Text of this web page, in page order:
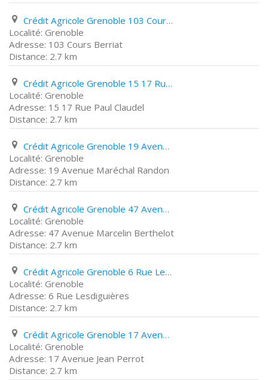
Crédit Agricole Grenoble 103 Cours Berriat
Grenoble
103 Cours Berriat
2.7 km
Crédit Agricole Grenoble 15 17 Rue Paul Claudel
Grenoble
15 17 Rue Paul Claudel
2.7 km
Crédit Agricole Grenoble 19 Avenue Maréchal Randon
Grenoble
19 Avenue Maréchal Randon
2.7 km
Crédit Agricole Grenoble 47 Avenue Marcelin Berthelot
Grenoble
47 Avenue Marcelin Berthelot
2.7 km
Crédit Agricole Grenoble 6 Rue Lesdiguières
Grenoble
6 Rue Lesdiguières
2.7 km
Crédit Agricole Grenoble 17 Avenue Jean Perrot
Grenoble
17 Avenue Jean Perrot
2.7 km